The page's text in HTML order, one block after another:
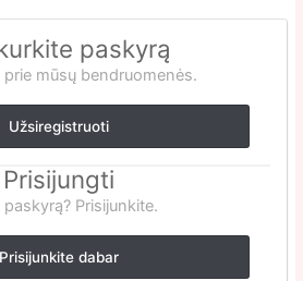
paskyrą
prie mūsų bendruomenės.
Užsiregistruoti
Prisijungti
paskyrą? Prisijunkite.
Prisijunkite dabar